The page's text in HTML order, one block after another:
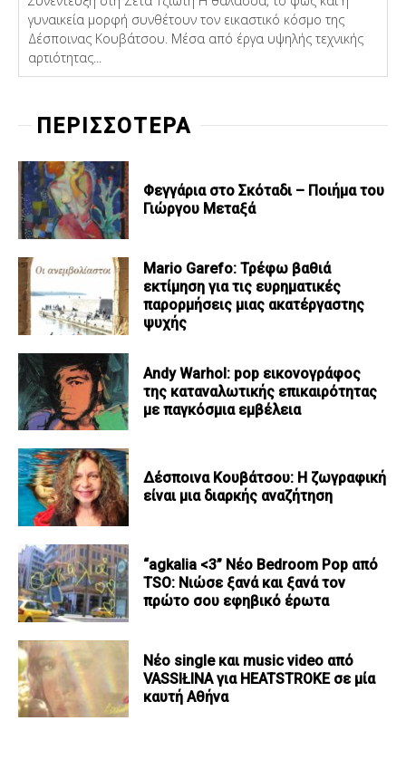
γυναικεία μορφή συνθέτουν τον εικαστικό κόσμο της
Δέσποινας Κουβάτσου. Μέσα από έργα υψηλής τεχνικής
αρτιότητας...
ΠΕΡΙΣΣΟΤΕΡΑ
Φεγγάρια στο Σκόταδι – Ποιήμα του
Γιώργου Μεταξά
Mario Garefo: Τρέφω βαθιά
εκτίμηση για τις ευρηματικές
παρορμήσεις μιας ακατέργαστης
ψυχής
Andy Warhol: pop εικονογράφος
της καταναλωτικής επικαιρότητας
με παγκόσμια εμβέλεια
Δέσποινα Κουβάτσου: Η ζωγραφική
είναι μια διαρκής αναζήτηση
“agkalia <3” Νέο Bedroom Pop από
TSO: Νιώσε ξανά και ξανά τον
πρώτο σου εφηβικό έρωτα
Νέο single και music video από
VASSIŁINA για HEATSTROKE σε μία
καυτή Αθήνα